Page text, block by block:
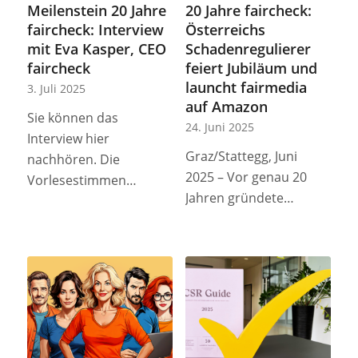
Meilenstein 20 Jahre
faircheck: Interview
mit Eva Kasper, CEO
faircheck
3. Juli 2025
Sie können das
Interview hier
nachhören. Die
Vorlesestimmen…
20 Jahre faircheck:
Österreichs
Schadenregulierer
feiert Jubiläum und
launcht fairmedia
auf Amazon
24. Juni 2025
Graz/Stattegg, Juni
2025 – Vor genau 20
Jahren gründete…